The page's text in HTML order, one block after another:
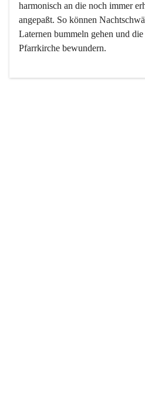
harmonisch an die noch immer
angepaßt. So können
Laternen bummeln gehen und
Pfarrkirche bewundern.
Der Weinbau dominert heute